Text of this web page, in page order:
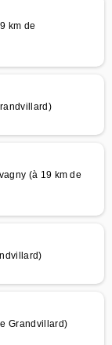
km de
(à 19 km de
Grandvillard)